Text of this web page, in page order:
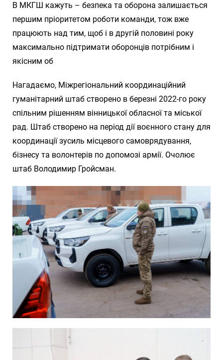
В МКГШ кажуть – безпека та оборона залишається
першим пріоритетом роботи команди, тож вже
працюють над тим, щоб і в другій половині року
максимально підтримати оборонців потрібним і
якісним об
Нагадаємо, Міжрегіональний координаційний
гуманітарний штаб створено в березні 2022-го року
спільним рішенням вінницької обласної та міської
рад. Штаб створено на період дії воєнного стану для
координації зусиль місцевого самоврядування,
бізнесу та волонтерів по допомозі армії. Очолює
штаб Володимир Гройсман.